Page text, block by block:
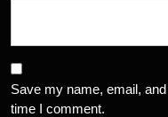
Save my name, email,
time I comment.